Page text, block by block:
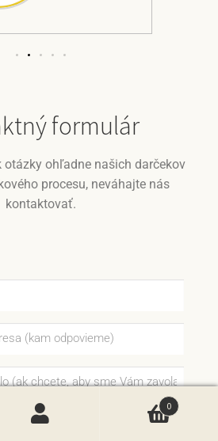
formulár
otázky ohľadne našich darčekov
procesu, neváhajte nás
kontaktovať.
0